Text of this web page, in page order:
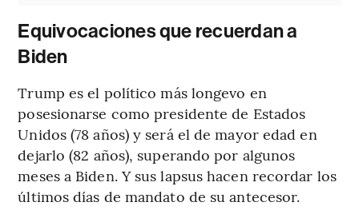
Equivocaciones que recuerdan a
Biden
Trump es el político más longevo en
posesionarse como presidente de Estados
Unidos (78 años) y será el de mayor edad en
dejarlo (82 años), superando por algunos
meses a Biden. Y sus lapsus hacen recordar los
últimos días de mandato de su antecesor.